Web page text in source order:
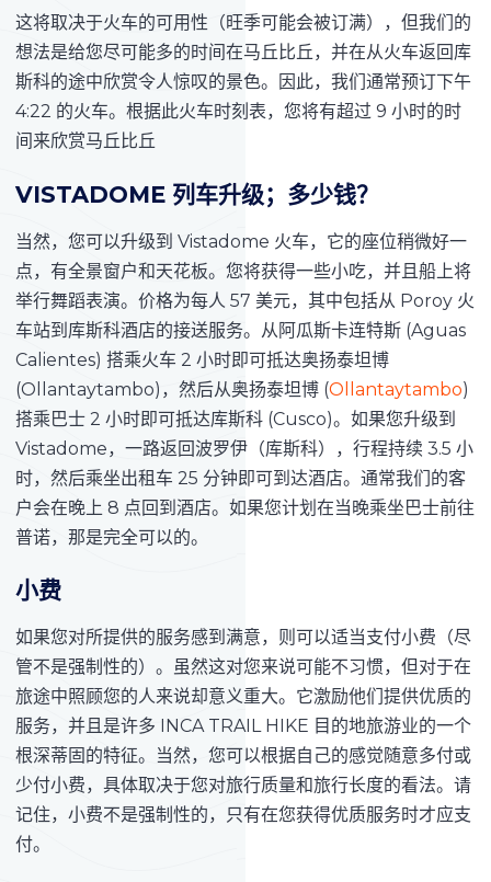
这将取决于火车的可用性（旺季可能会被订满），但我们的
想法是给您尽可能多的时间在马丘比丘，并在从火车返回库
斯科的途中欣赏令人惊叹的景色。因此，我们通常预订下午
4:22 的火车。根据此火车时刻表，您将有超过 9 小时的时
间来欣赏马丘比丘
VISTADOME 列车升级；多少钱？
当然，您可以升级到 Vistadome 火车，它的座位稍微好一
点，有全景窗户和天花板。您将获得一些小吃，并且船上将
举行舞蹈表演。价格为每人 57 美元，其中包括从 Poroy 火
车站到库斯科酒店的接送服务。从阿瓜斯卡连特斯 (Aguas
Calientes) 搭乘火车 2 小时即可抵达奥扬泰坦博
(Ollantaytambo)，然后从奥扬泰坦博 (Ollantaytambo)
搭乘巴士 2 小时即可抵达库斯科 (Cusco)。如果您升级到
Vistadome，一路返回波罗伊（库斯科），行程持续 3.5 小
时，然后乘坐出租车 25 分钟即可到达酒店。通常我们的客
户会在晚上 8 点回到酒店。如果您计划在当晚乘坐巴士前往
普诺，那是完全可以的。
小费
如果您对所提供的服务感到满意，则可以适当支付小费（尽
管不是强制性的）。虽然这对您来说可能不习惯，但对于在
旅途中照顾您的人来说却意义重大。它激励他们提供优质的
服务，并且是许多 INCA TRAIL HIKE 目的地旅游业的一个
根深蒂固的特征。当然，您可以根据自己的感觉随意多付或
少付小费，具体取决于您对旅行质量和旅行长度的看法。请
记住，小费不是强制性的，只有在您获得优质服务时才应支
付。